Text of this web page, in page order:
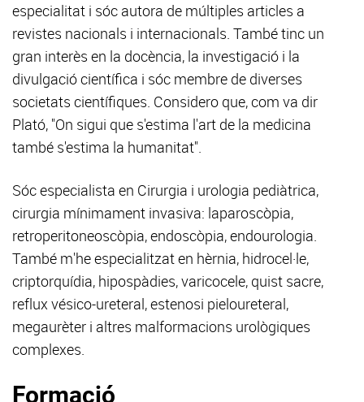
especialitat i sóc autora de múltiples articles a
revistes nacionals i internacionals. També tinc un
gran interès en la docència, la investigació i la
divulgació científica i sóc membre de diverses
societats científiques. Considero que, com va dir
Plató, "On sigui que s'estima l'art de la medicina
també s'estima la humanitat".
Sóc especialista en Cirurgia i urologia pediàtrica,
cirurgia mínimament invasiva: laparoscòpia,
retroperitoneoscòpia, endoscòpia, endourologia.
També m'he especialitzat en hèrnia, hidrocel·le,
criptorquídia, hipospàdies, varicocele, quist sacre,
reflux vésico-ureteral, estenosi pieloureteral,
megaurèter i altres malformacions urològiques
complexes.
Formació